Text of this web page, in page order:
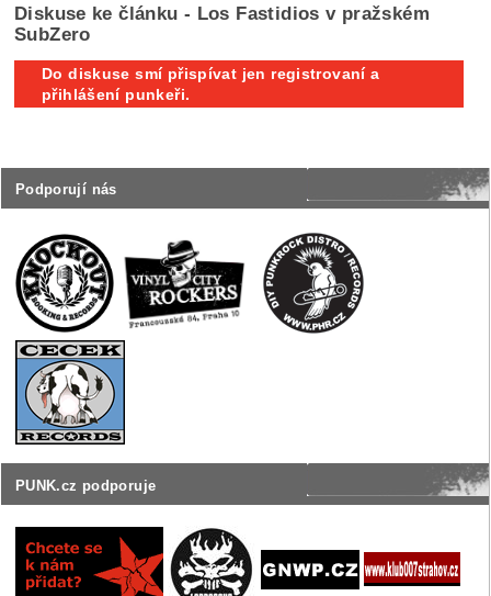
Podporují nás
PUNK.cz podporuje
Diskuse ke článku - Los Fastidios v pražském
SubZero
Do diskuse smí přispívat jen registrovaní a
přihlášení punkeři.